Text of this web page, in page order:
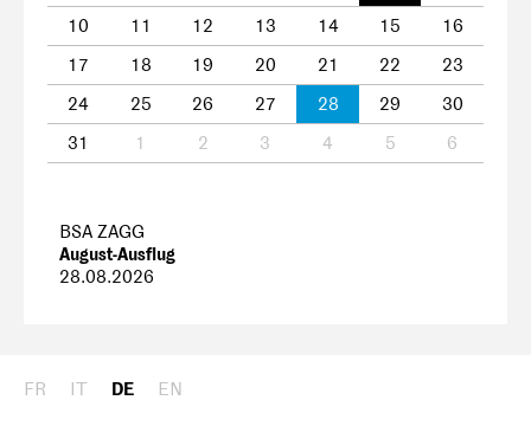
10
11 12 13 14 15
16
17
18 19 20 21 22
23
24
25 26 27 28 29
30
31
1 2 3 4 5 6
BSA ZAGG
August-Ausflug
28.08.2026
FR IT DE EN